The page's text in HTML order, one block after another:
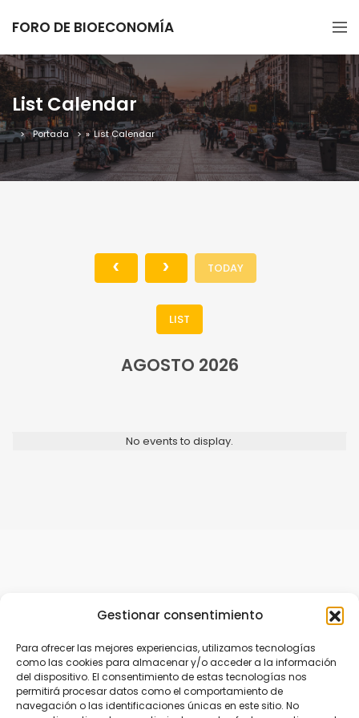
Gestionar consentimiento
Para ofrecer las mejores experiencias, utilizamos tecnologías
como las cookies para almacenar y/o acceder a la información
del dispositivo. El consentimiento de estas tecnologías nos
permitirá procesar datos como el comportamiento de
navegación o las identificaciones únicas en este sitio. No
FORO DE BIOECONOMÍA
List Calendar
Portada » List Calendar
TODAY
LIST
AGOSTO 2026
No events to display.
UpcomingEvents
Lorem ipsum dolor sit amet consectetur adipiscing elit sed
do eiusmod tempor.